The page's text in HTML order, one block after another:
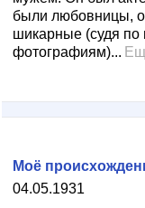
были любовницы,
шикарные (судя
фотографиям)...
04.05.1931
Моё